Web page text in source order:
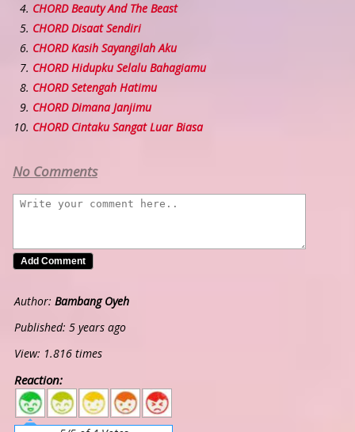
CHORD Beauty And The Beast
CHORD Disaat Sendiri
CHORD Kasih Sayangilah Aku
CHORD Hidupku Selalu Bahagiamu
CHORD Setengah Hatimu
CHORD Dimana Janjimu
CHORD Cintaku Sangat Luar Biasa
No Comments
Author: Bambang Oyeh
Published: 5 years ago
View: 1.816 times
Reaction:
5 4 3 2 1